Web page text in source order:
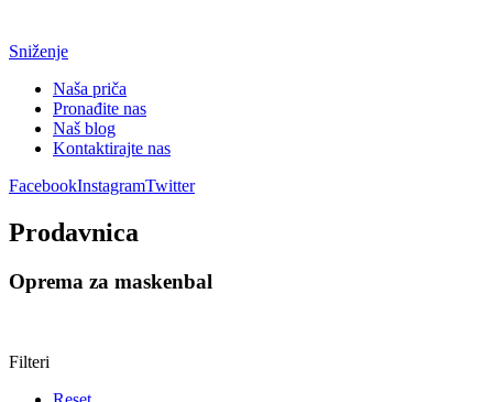
Sniženje
Naša priča
Pronađite nas
Naš blog
Kontaktirajte nas
FacebookInstagramTwitter
Prodavnica
Oprema za maskenbal
Filteri